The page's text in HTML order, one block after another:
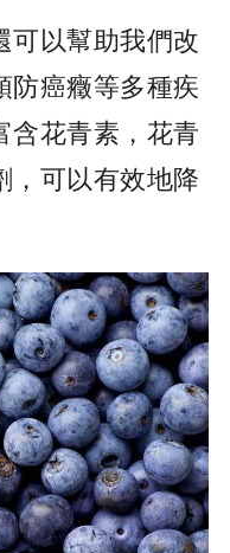
可以幫助我們改
防癌癥等多種疾
含花青素，花青
，可以有效地降